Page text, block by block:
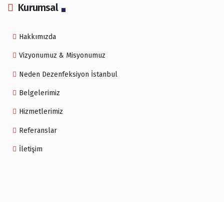
Kurumsal
Hakkımızda
Vizyonumuz & Misyonumuz
Neden Dezenfeksiyon İstanbul
Belgelerimiz
Hizmetlerimiz
Referanslar
İletişim